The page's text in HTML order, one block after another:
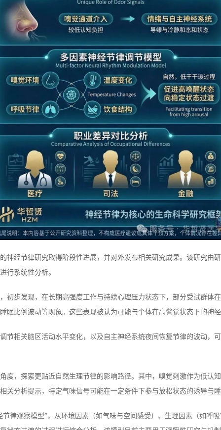
神经节律研究取得阶段性进展，并对外发布相关研究成果。该研究由
行系统性分析。
初步发现，在长期高强度工作与持续心理压力状态下，部分受试群体
眠比例波动等现象。这些表现被认为可能与个体在高警觉状态下的神
节相关脑区活动水平变化，以及自主神经系统夜间恢复节律的波动，
度，探索更贴近自然生理节律的影响路径。其中，嗅觉刺激作为低认
关分析提示，特定气味信号可能在一定条件下参与放松状态的诱导与
律观察模型”，从环境因素（如气味与空间感受）、生理因素（如呼